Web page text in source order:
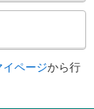
イページから行